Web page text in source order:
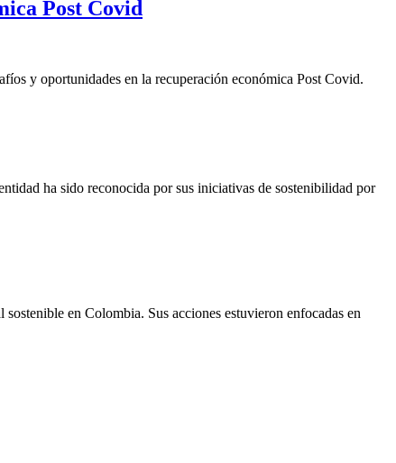
Post Covid
y oportunidades en la recuperación económica Post Covid.
ha sido reconocida por sus iniciativas de sostenibilidad por
en Colombia. Sus acciones estuvieron enfocadas en